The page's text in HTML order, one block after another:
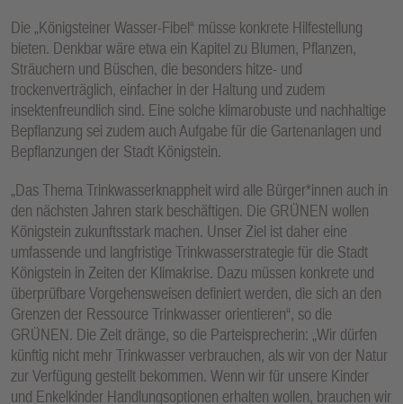
Die „Königsteiner Wasser-Fibel“ müsse konkrete Hilfestellung
bieten. Denkbar wäre etwa ein Kapitel zu Blumen, Pflanzen,
Sträuchern und Büschen, die besonders hitze- und
trockenverträglich, einfacher in der Haltung und zudem
insektenfreundlich sind. Eine solche klimarobuste und nachhaltige
Bepflanzung sei zudem auch Aufgabe für die Gartenanlagen und
Bepflanzungen der Stadt Königstein.
„Das Thema Trinkwasserknappheit wird alle Bürger*innen auch in
den nächsten Jahren stark beschäftigen. Die GRÜNEN wollen
Königstein zukunftsstark machen. Unser Ziel ist daher eine
umfassende und langfristige Trinkwasserstrategie für die Stadt
Königstein in Zeiten der Klimakrise. Dazu müssen konkrete und
überprüfbare Vorgehensweisen definiert werden, die sich an den
Grenzen der Ressource Trinkwasser orientieren“, so die
GRÜNEN. Die Zeit dränge, so die Parteisprecherin: „Wir dürfen
künftig nicht mehr Trinkwasser verbrauchen, als wir von der Natur
zur Verfügung gestellt bekommen. Wenn wir für unsere Kinder
und Enkelkinder Handlungsoptionen erhalten wollen, brauchen wir